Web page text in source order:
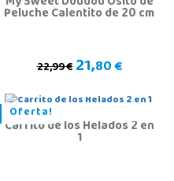
Peluche Calentito de 20 cm
22,99 €21,80 €
Oferta!
Carrito de los Helados 2 en
1